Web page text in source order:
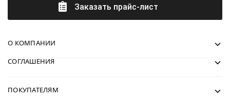
Заказать прайс-лист
О КОМПАНИИ
СОГЛАШЕНИЯ
ПОКУПАТЕЛЯМ